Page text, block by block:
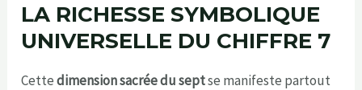
LA RICHESSE SYMBOLIQUE
UNIVERSELLE DU CHIFFRE 7
Cettedimension sacrée du septse manifeste partout